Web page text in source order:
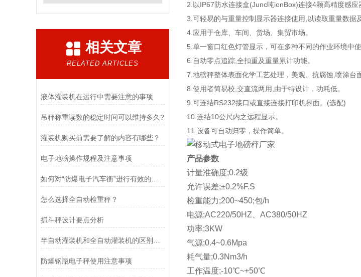
相关文章
RELATED ARTICLES
液体灌装机在运行中需要注意的事项
吊秤称重读数的稳定时间可以维持多久?
灌装机购买前需要了解的内容有哪些？
电子地磅操作规程及注意事项
怎么选择全自动检重秤？
抓斗秤设计要点分析
防爆钢瓶电子秤使用注意事项
2.以IP67防水连接盒(Junc吨ionBox)连接4颗高精度感应
3.可轻易的与重量控制显示器连接使用,以读取重量数据
4.应用于仓库、车间、货场、集贸市场。
5.单一窗口红色灯管显示，可在多种不同的作业环境中使
6.自动零点追踪,全扣重及重量累计功能。
7.地磅秤整体表面化学工艺处理，美观、抗腐蚀,喷涂台
8.使用者简易校,交直流两用,由于特设计，功耗低。
9.可连结RS232接口或直接连接打印机界面。(选配)
10.连结10公尺内之远程显示。
11.设备可自动归零，操作简单。
产品参数
计量准确度;0.2级
允许误差;±0.2%F.S
检重能力;200~450;包/h
电源;AC220/50HZ、AC380/50HZ
功率;3KW
气源;0.4~0.6Mpa
耗气量;0.3Nm3/h
工作温度;-10℃~+50℃